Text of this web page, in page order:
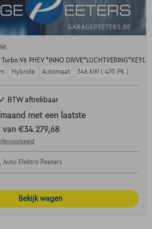
V6 PHEV *INNO
Hybride Automaat 346 kW ( 470 PK )
✓ BTW aftrekbaar
met een laatste
van €34.279,68
Auto Elektro Peeters
Bekijk wagen